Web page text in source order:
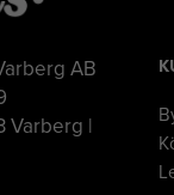
AB
Varberg |